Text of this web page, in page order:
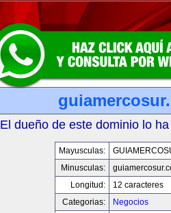
El dueño de este dominio lo
Mayusculas:
Minusculas:
Longitud:
12 caracteres
Categorias:
Negocios